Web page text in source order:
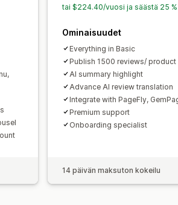
tai $224.40/vuosi ja säästä 25 %
Ominaisuudet
Everything in Basic
Publish 1500 reviews/ product
AI summary highlight
Advance AI review translation
Integrate with PageFly,
Premium support
Onboarding specialist
14 päivän maksuton kokeilu